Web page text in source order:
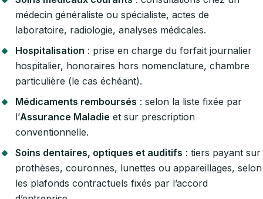
médecin généraliste ou spécialiste, actes de
laboratoire, radiologie, analyses médicales.
Hospitalisation : prise en charge du forfait journalier
hospitalier, honoraires hors nomenclature, chambre
particulière (le cas échéant).
Médicaments remboursés : selon la liste fixée par
l’Assurance Maladie et sur prescription
conventionnelle.
Soins dentaires, optiques et auditifs : tiers payant sur
prothèses, couronnes, lunettes ou appareillages, selon
les plafonds contractuels fixés par l’accord